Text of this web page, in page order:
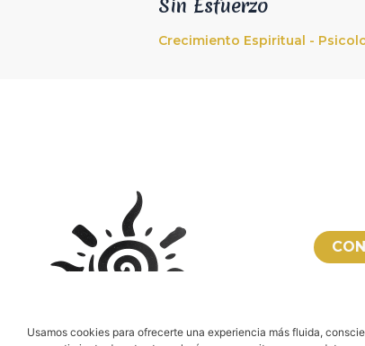
Usamos cookies para ofrecerte una experiencia más fluida,
Sin Esfuerzo
Crecimiento Espiritual -